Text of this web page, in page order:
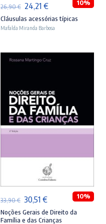
26,90€ O
preço
original
26,90 €.
24,21 €O
preço
atual
24,21 €.
10%
Cláusulas acessórias típicas
Mafalda Miranda Barbosa
ADICIONAR
33,90€ O
preço
30,51 €O
preço
10%
Noções Gerais de Direito da
Família e das Crianças